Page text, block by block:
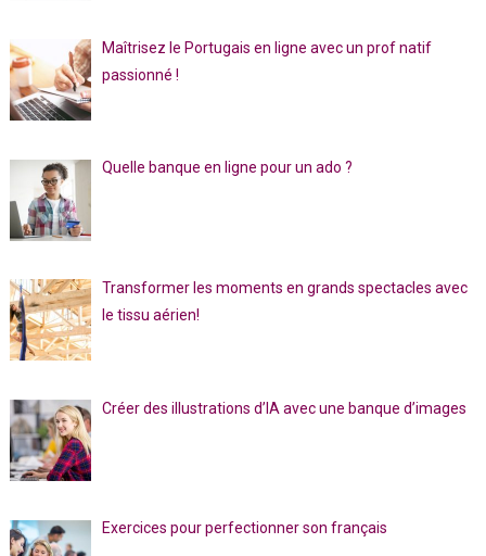
Maîtrisez le Portugais en ligne avec un prof natif
passionné !
Quelle banque en ligne pour un ado ?
Transformer les moments en grands spectacles avec
le tissu aérien!
Créer des illustrations d’IA avec une banque d’images
Exercices pour perfectionner son français